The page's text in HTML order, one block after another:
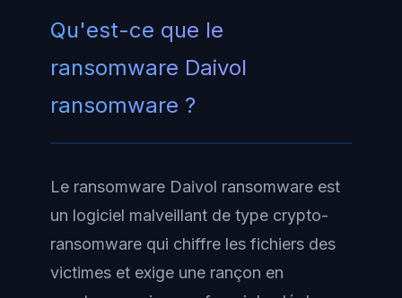
Qu'est-ce que le
ransomware Daivol
ransomware ?
Le ransomware Daivol ransomware est
un logiciel malveillant de type crypto-
ransomware qui chiffre les fichiers des
victimes et exige une rançon en